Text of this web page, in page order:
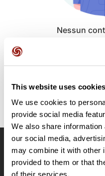
This website uses cookies
We use cookies to
provide social media
We also share
our social media,
may combine it with other
provided to them or that
of their services.
Nessun
OpenRunner
Team